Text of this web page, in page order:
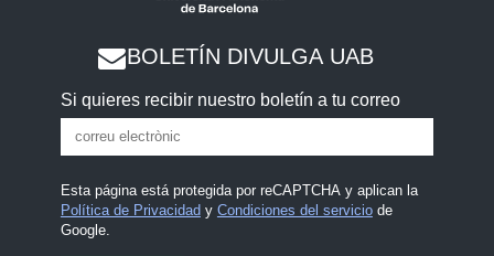
BOLETÍN DIVULGA UAB
Si quieres recibir nuestro boletín a tu correo
Esta página está protegida por reCAPTCHA y aplican la
Política de Privacidady Condiciones del serviciode
Google.